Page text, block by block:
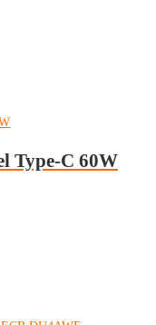
Type-C 60W